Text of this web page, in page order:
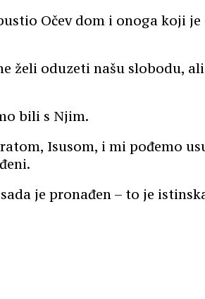
Očev dom i onoga koji je
želi oduzeti našu slobodu,
bili s Njim.
Isusom, i mi pođemo
je pronađen – to je